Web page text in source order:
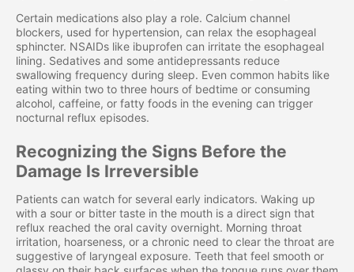
Certain medications also play a role. Calcium channel
blockers, used for hypertension, can relax the esophageal
sphincter. NSAIDs like ibuprofen can irritate the esophageal
lining. Sedatives and some antidepressants reduce
swallowing frequency during sleep. Even common habits like
eating within two to three hours of bedtime or consuming
alcohol, caffeine, or fatty foods in the evening can trigger
nocturnal reflux episodes.
Recognizing the Signs Before the
Damage Is Irreversible
Patients can watch for several early indicators. Waking up
with a sour or bitter taste in the mouth is a direct sign that
reflux reached the oral cavity overnight. Morning throat
irritation, hoarseness, or a chronic need to clear the throat are
suggestive of laryngeal exposure. Teeth that feel smooth or